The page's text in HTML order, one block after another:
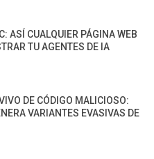
ASÍ CUALQUIER PÁGINA WEB
TU AGENTES DE IA
DE CÓDIGO MALICIOSO:
VARIANTES EVASIVAS DE